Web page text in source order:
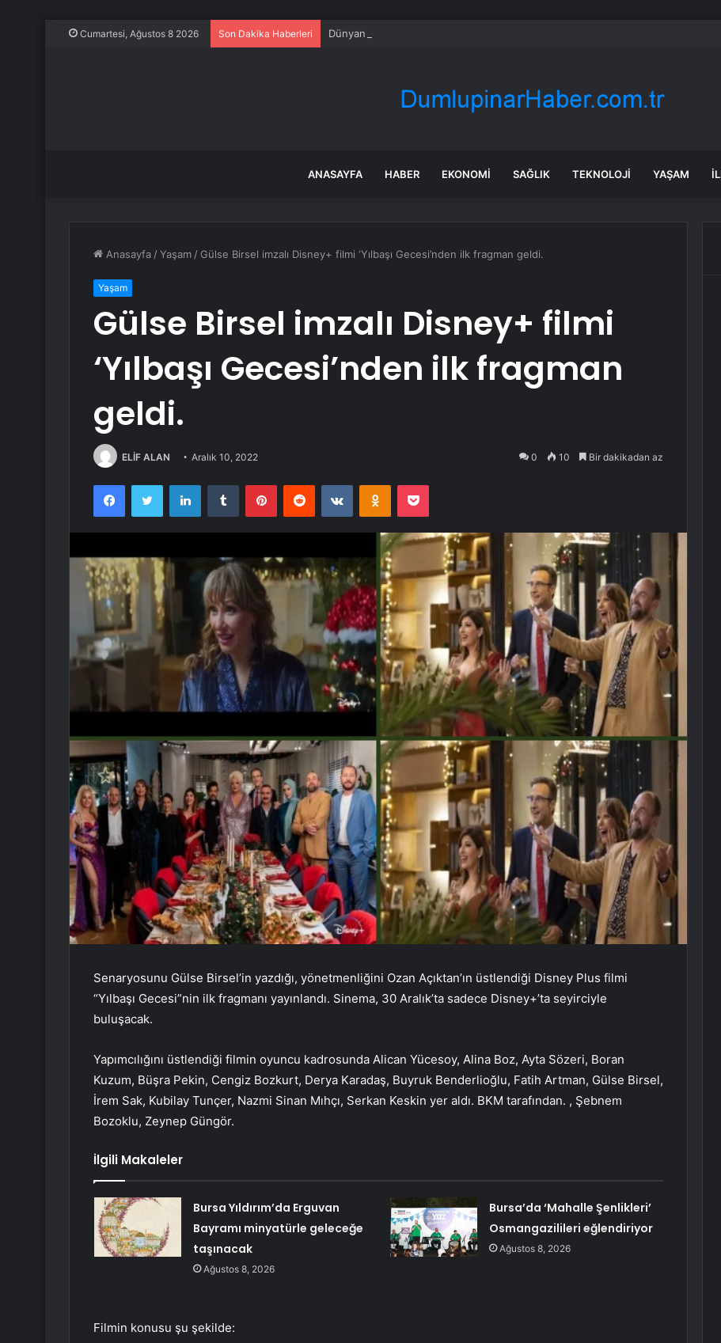
Cumartesi, Ağustos 8 2026 Son Dakika Haberleri Dünyanın en uzun aktarmasız uçuşunda tarihi rekor: 24 saatten fazla havada
ANASAYFA HABER EKONOMI SAĞLIK TEKNOLOJI YAŞAM
Anasayfa /Yaşam / Gülse Birsel imzalı Disney+ filmi ‘Yılbaşı Gecesi’nden ilk fragman geldi.
Yaşam
Gülse Birsel imzalı Disney+ filmi
‘Yılbaşı Gecesi’nden ilk fragman
geldi.
ELİF ALAN Aralık 10, 2022 0 10 Bir dakikadan az
FacebookTwitter LinkedInTumblr PinterestReddit VKontakteOdnoklassniki
Pocket
Senaryosunu Gülse Birsel’in yazdığı, yönetmenliğini Ozan Açıktan’ın üstlendiği Disney Plus filmi
“Yılbaşı Gecesi”nin ilk fragmanı yayınlandı. Sinema, 30 Aralık’ta sadece Disney+’ta seyirciyle
buluşacak.
Yapımcılığını üstlendiği filmin oyuncu kadrosunda Alican Yücesoy, Alina Boz, Ayta Sözeri, Boran
Kuzum, Büşra Pekin, Cengiz Bozkurt, Derya Karadaş, Buyruk Benderlioğlu, Fatih Artman, Gülse Birsel,
İrem Sak, Kubilay Tunçer, Nazmi Sinan Mıhçı, Serkan Keskin yer aldı. BKM tarafından. , Şebnem
Bozoklu, Zeynep Güngör.
İlgili Makaleler
Bursa Yıldırım’da Erguvan
Bayramı minyatürle geleceğe
taşınacak
Ağustos 8, 2026
Bursa’da ‘Mahalle Şenlikleri’
Osmangazilileri eğlendiriyor
Ağustos 8, 2026
Filmin konusu şu şekilde: